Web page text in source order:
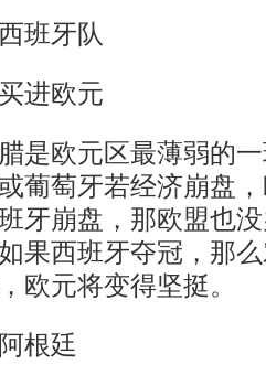
班牙队
进欧元
欧元区最薄弱的一
葡萄牙若经济崩盘
牙崩盘，那欧盟也
果西班牙夺冠，那
欧元将变得坚挺。
根廷